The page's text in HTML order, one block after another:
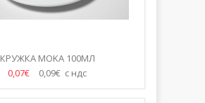
КРУЖКА MOKA 100МЛ
0,07€
0,09€ с ндс